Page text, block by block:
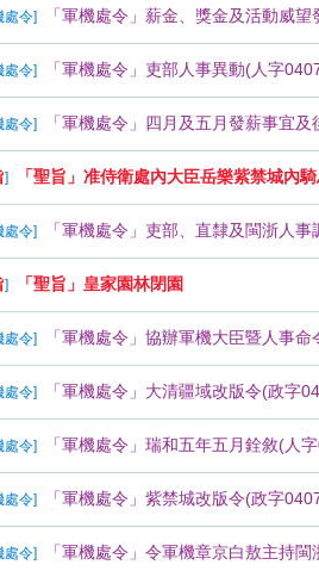
處令] 「軍機處令」薪金、獎金及活動威
處令] 「軍機處令」吏部人事異動(人字
處令] 「軍機處令」四月及五月發薪事宜
] 「聖旨」准侍衛處內大臣岳樂紫禁城內
處令] 「軍機處令」吏部、直隸及閩浙人
] 「聖旨」皇家園林閉園
處令] 「軍機處令」協辦軍機大臣暨人事
處令] 「軍機處令」大清疆域改版令(政字
處令] 「軍機處令」瑞和五年五月銓敘(人
處令] 「軍機處令」紫禁城改版令(政字
處令] 「軍機處令」令軍機章京白敖主持